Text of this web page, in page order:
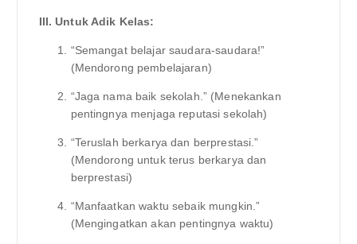
III. Untuk Adik Kelas:
“Semangat belajar saudara-saudara!”
(Mendorong pembelajaran)
“Jaga nama baik sekolah.” (Menekankan
pentingnya menjaga reputasi sekolah)
“Teruslah berkarya dan berprestasi.”
(Mendorong untuk terus berkarya dan
berprestasi)
“Manfaatkan waktu sebaik mungkin.”
(Mengingatkan akan pentingnya waktu)